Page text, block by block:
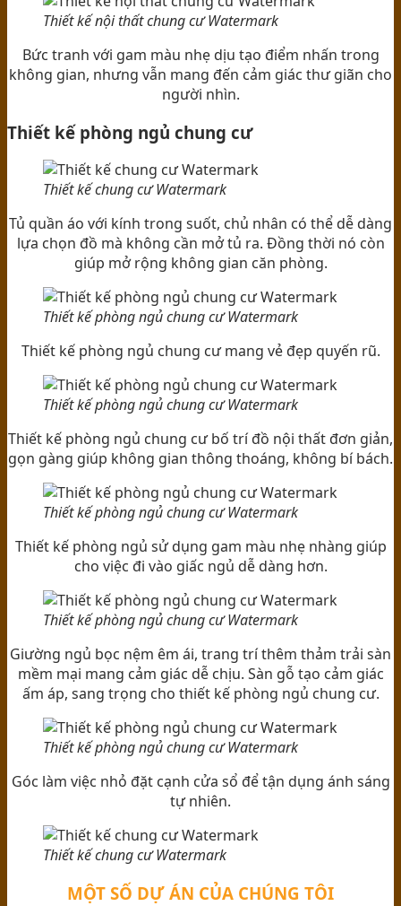
Thiết kế nội thất chung cư Watermark
Bức tranh với gam màu nhẹ dịu tạo điểm nhấn trong
không gian, nhưng vẫn mang đến cảm giác thư giãn cho
người nhìn.
Thiết kế phòng ngủ chung cư
Thiết kế chung cư Watermark
Tủ quần áo với kính trong suốt, chủ nhân có thể dễ dàng
lựa chọn đồ mà không cần mở tủ ra. Đồng thời nó còn
giúp mở rộng không gian căn phòng.
Thiết kế phòng ngủ chung cư Watermark
Thiết kế phòng ngủ chung cư mang vẻ đẹp quyến rũ.
Thiết kế phòng ngủ chung cư Watermark
Thiết kế phòng ngủ chung cư bố trí đồ nội thất đơn giản,
gọn gàng giúp không gian thông thoáng, không bí bách.
Thiết kế phòng ngủ chung cư Watermark
Thiết kế phòng ngủ sử dụng gam màu nhẹ nhàng giúp
cho việc đi vào giấc ngủ dễ dàng hơn.
Thiết kế phòng ngủ chung cư Watermark
Giường ngủ bọc nệm êm ái, trang trí thêm thảm trải sàn
mềm mại mang cảm giác dễ chịu. Sàn gỗ tạo cảm giác
ấm áp, sang trọng cho thiết kế phòng ngủ chung cư.
Thiết kế phòng ngủ chung cư Watermark
Góc làm việc nhỏ đặt cạnh cửa sổ để tận dụng ánh sáng
tự nhiên.
Thiết kế chung cư Watermark
MỘT SỐ DỰ ÁN CỦA CHÚNG TÔI